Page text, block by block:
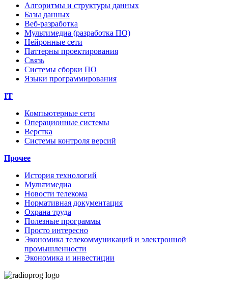
Алгоритмы и структуры данных
Базы данных
Веб-разработка
Мультимедиа (разработка ПО)
Нейронные сети
Паттерны проектирования
Связь
Системы сборки ПО
Языки программирования
IT
Компьютерные сети
Операционные системы
Верстка
Системы контроля версий
Прочее
История технологий
Мультимедиа
Новости телекома
Нормативная документация
Охрана труда
Полезные программы
Просто интересно
Экономика телекоммуникаций и электронной
промышленности
Экономика и инвестиции